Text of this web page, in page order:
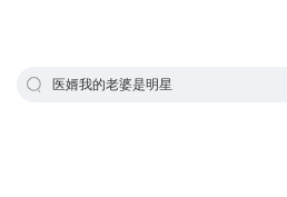
医婿我的老婆是明星